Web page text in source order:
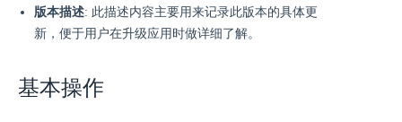
版本描述: 此描述内容主要用来记录此版本的具体更
新，便于用户在升级应用时做详细了解。
基本操作